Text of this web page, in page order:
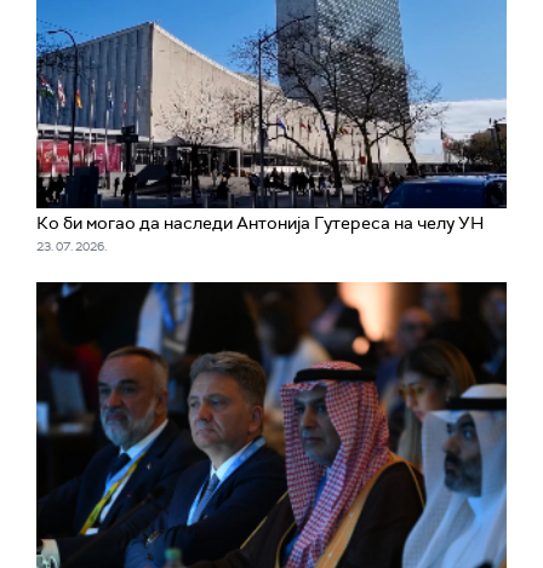
Ко би могао да наследи Антонија Гутереса на челу УН
23. 07. 2026.